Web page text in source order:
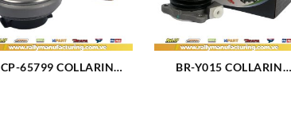
CP-65799 COLLARIN
BR-Y015 COLLARIN